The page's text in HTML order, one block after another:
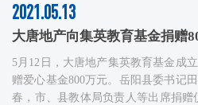
2021.05.13
大唐地产向集英教育基金捐赠
5月12日，大唐地产集英教育基金成
赠爱心基金800万元。岳阳县委书记
春，市、县教体局负责人等出席捐